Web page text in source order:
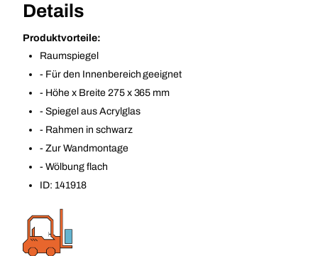
Details
Produktvorteile:
Raumspiegel
- Für den Innenbereich geeignet
- Höhe x Breite 275 x 365 mm
- Spiegel aus Acrylglas
- Rahmen in schwarz
- Zur Wandmontage
- Wölbung flach
ID: 141918